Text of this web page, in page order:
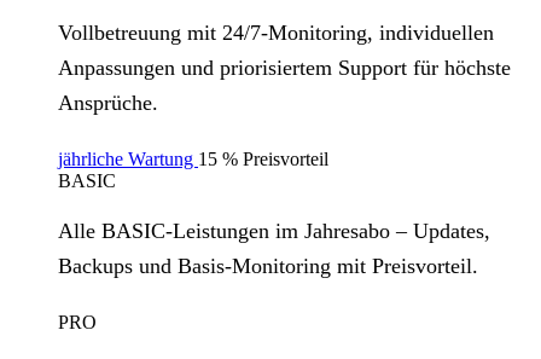
Vollbetreuung mit 24/7‑Monitoring, individuellen
Anpassungen und priorisiertem Support für höchste
Ansprüche.
jährliche Wartung 15 % Preisvorteil
BASIC
Alle BASIC‑Leistungen im Jahresabo – Updates,
Backups und Basis‑Monitoring mit Preisvorteil.
PRO